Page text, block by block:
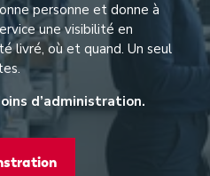
personne et donne à
une visibilité en
livré, où et quand. Un seul
d’administration.